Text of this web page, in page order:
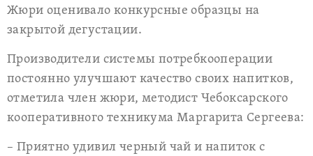
Жюри оценивало конкурсные образцы на
закрытой дегустации.
Производители системы потребкооперации
постоянно улучшают качество своих напитков,
отметила член жюри, методист Чебоксарского
кооперативного техникума Маргарита Сергеева:
– Приятно удивил черный чай и напиток с